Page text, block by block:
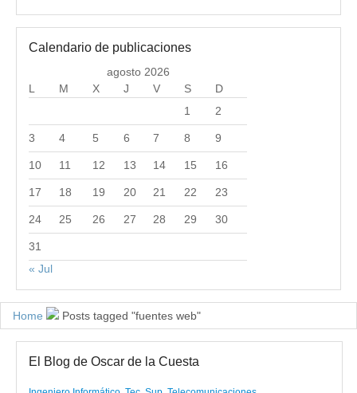
Calendario de publicaciones
agosto 2026
L
M X J V S
D
1
2
3 4 5 6 7 8 9
10 11 12 13 14 15 16
17 18 19 20 21 22 23
24 25 26 27 28 29 30
31
« Jul
Home Posts tagged "fuentes web"
El Blog de Oscar de la Cuesta